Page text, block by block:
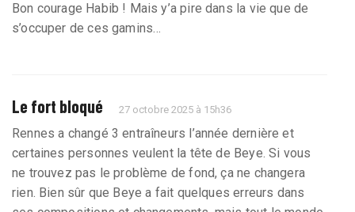
Bon courage Habib ! Mais y’a pire dans la vie que de
s’occuper de ces gamins…
Le fort bloqué 27 octobre 2025 à 15h36
Rennes a changé 3 entraîneurs l’année dernière et
certaines personnes veulent la tête de Beye. Si vous
ne trouvez pas le problème de fond, ça ne changera
rien. Bien sûr que Beye a fait quelques erreurs dans